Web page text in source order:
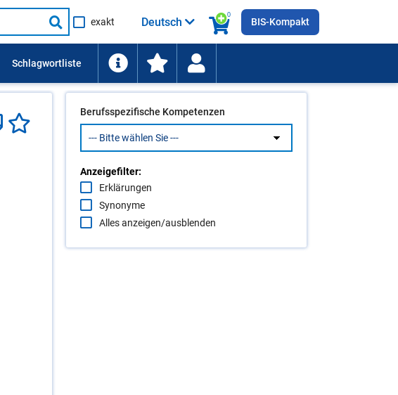
Suche
starten
exakt
0
Deutsch BIS-Kompakt
Berufsspezifische Kompetenzen
Anzeigefilter:
Erklärungen
Synonyme
Alles anzeigen/ausblenden